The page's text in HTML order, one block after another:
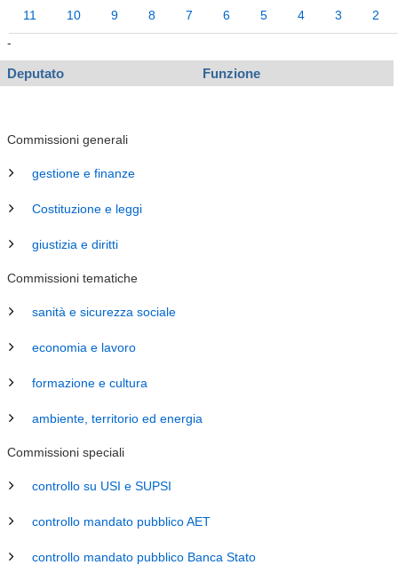
11 10 9 8 7 6 5 4 3
2
-
Deputato Funzione
Commissioni generali
gestione e finanze
Costituzione e leggi
giustizia e diritti
Commissioni tematiche
sanità e sicurezza sociale
economia e lavoro
formazione e cultura
ambiente, territorio ed energia
Commissioni speciali
controllo su USI e SUPSI
controllo mandato pubblico AET
controllo mandato pubblico Banca Stato